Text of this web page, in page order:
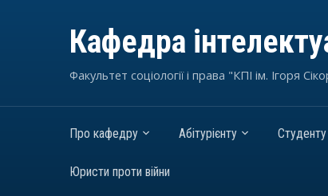
Кафедра
Факультет соціології і права "КПІ ім. Ігоря
Про кафедру Абітурієнту Студенту
Юристи проти війни